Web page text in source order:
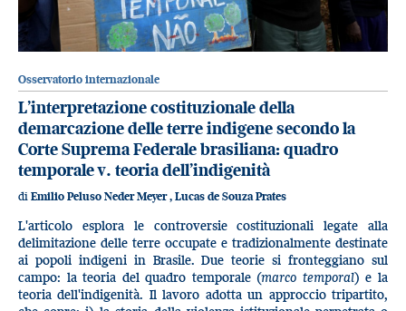
Osservatorio internazionale
L’interpretazione costituzionale della
demarcazione delle terre indigene secondo la
Corte Suprema Federale brasiliana: quadro
temporale v. teoria dell’indigenità
di Emilio Peluso Neder Meyer, Lucas de Souza Prates
L'articolo esplora le controversie costituzionali legate alla
delimitazione delle terre occupate e tradizionalmente destinate
ai popoli indigeni in Brasile. Due teorie si fronteggiano sul
campo: la teoria del quadro temporale (marco temporal) e la
teoria dell'indigenità. Il lavoro adotta un approccio tripartito,